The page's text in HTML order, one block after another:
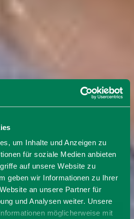
um Inhalte und Anzeigen zu
für soziale Medien anbieten
auf unsere Website zu
geben wir Informationen zu Ihrer
an unsere Partner für
und Analysen weiter. Unsere
möglicherweise mit